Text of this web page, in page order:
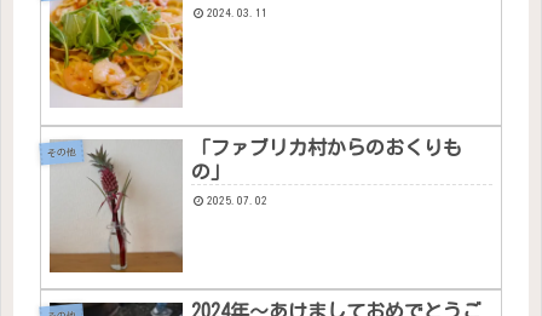
2024.03.11
その他
「ファブリカ村からのおくりも
の」
2025.07.02
2024年〜あけましておめでとうご